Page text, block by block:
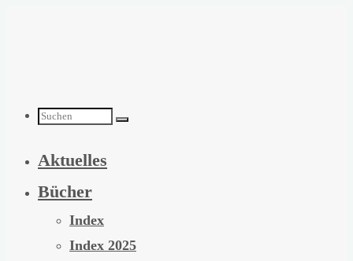
Suchen
nach:
Aktuelles
Bücher
Index
Index 2025